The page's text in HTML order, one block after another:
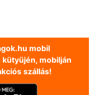
mobil
mobilján
szállás!